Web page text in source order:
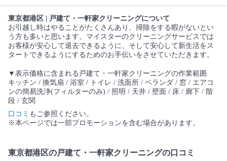
東京都港区 | 戸建て・一軒家クリーニングについて
お引越し時はやることがたくさんあり、掃除をする暇がないとい
う方も多いと思います。マイスターのクリーニングサービスでは
お客様が安心して退去できるように、そして安心して新生活をス
タートできるようにするためのお手伝いをさせていただきます。
▼表示価格に含まれる戸建て・一軒家クリーニングの作業範囲
キッチン / 換気扇 / 浴室 / トイレ / 洗面所 / ベランダ / 窓 / エアコ
ンの簡易洗浄(フィルターのみ) / 照明 / 天井 / 壁面 / 床 / 廊下 / 階
段 / 玄関
口コミ もご参照ください。
※本ページでは一部プロモーションを含む場合があります。
東京都港区の戸建て・一軒家クリーニングの口コミ